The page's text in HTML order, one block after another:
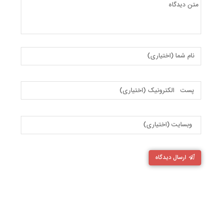
ارسال دیدگاه